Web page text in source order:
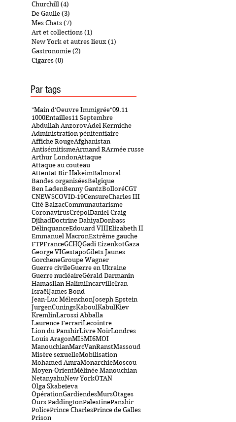
Churchill (4)
De Gaulle (3)
Mes Chats (7)
Art et collections (1)
New York et autres lieux (1)
Gastronomie (2)
Cigares (0)
Par tags
"Main d'Oeuvre Immigrée"09.11
1000Entailles11 Septembre
Abdullah AnzorovAdel Kermiche
Administration pénitentiaire
Affiche RougeAfghanistan
AntisémitismeArmand RArmée russe
Arthur LondonAttaque
Attaque au couteau
Attentat Bir HakeimBalmoral
Bandes organiséesBelgique
Ben LadenBenny GantzBolloréCGT
CNEWSCOVID-19CensureCharles III
Cité BalzacCommunautarisme
CoronavirusCrépolDaniel Craig
DjihadDoctrine DahiyaDonbass
DélinquanceEdouard VIIIElizabeth II
Emmanuel MacronExtrême gauche
FTPFranceGCHQGadi EizenkotGaza
George VIGestapoGilets Jaunes
GorcheneGroupe Wagner
Guerre civileGuerre en Ukraine
Guerre nucléaireGérald Darmanin
HamasIlan HalimiIncarvilleIran
IsraëlJames Bond
Jean-Luc MélenchonJoseph Epstein
JurgenCuningsKaboulKabulKiev
KremlinLarossi Abballa
Laurence FerrariLecointre
Lion du PanshirLivre NoirLondres
Louis AragonMI5MI6MOI
ManouchianMarcVanRanstMassoud
Misère sexuelleMobilisation
Mohamed AmraMonarchieMoscou
Moyen-OrientMélinée Manouchian
NetanyahuNew YorkOTAN
Olga Skabeïeva
OpérationGardiendesMursOtages
Ours PaddingtonPalestinePanshir
PolicePrince CharlesPrince de Galles
Prison